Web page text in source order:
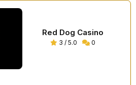
Red Dog Casino
3 / 5.0 0